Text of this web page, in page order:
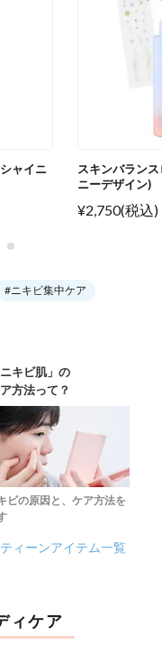
ャイニ
スキンバラン
ニーデザイン)
¥2,750(税込)
#ニキビ集中ケア
ニキビ肌」の
方法って？
ビの原因と、ケア方法を
ティーンアイテム一覧
ィケア